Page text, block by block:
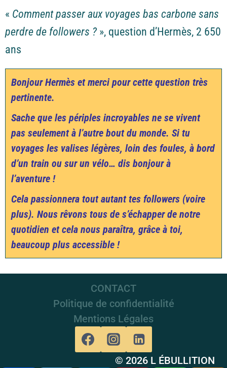
« Comment passer aux voyages bas carbone sans
perdre de followers ? », question d’Hermès, 2 650
ans
Bonjour Hermès et merci pour cette question très
pertinente.
Sache que les périples incroyables ne se vivent
pas seulement à l’autre bout du monde. Si tu
voyages les valises légères, loin des foules, à bord
d’un train ou sur un vélo… dis bonjour à
l’aventure !
Cela passionnera tout autant tes followers (voire
plus). Nous rêvons tous de s’échapper de notre
quotidien et cela nous paraîtra, grâce à toi,
beaucoup plus accessible !
CONTACT
Politique de confidentialité
Mentions Légales
© 2026 L ÉBULLITION